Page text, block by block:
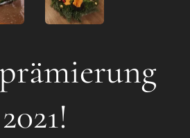
2021!